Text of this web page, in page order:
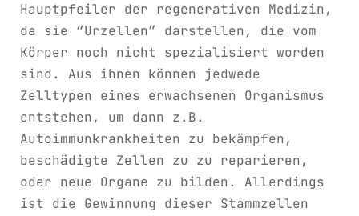
Hauptpfeiler der regenerativen Medizin,
da sie “Urzellen” darstellen, die vom
Körper noch nicht spezialisiert worden
sind. Aus ihnen können jedwede
Zelltypen eines erwachsenen Organismus
entstehen, um dann z.B.
Autoimmunkrankheiten zu bekämpfen,
beschädigte Zellen zu zu reparieren,
oder neue Organe zu bilden. Allerdings
ist die Gewinnung dieser Stammzellen